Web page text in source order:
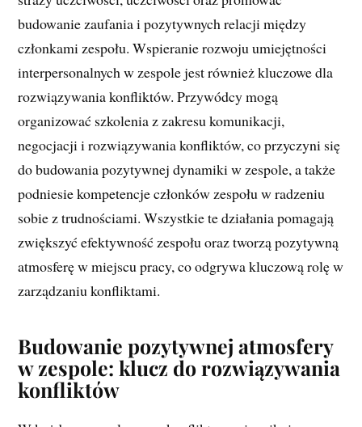
budowanie zaufania i pozytywnych relacji między
członkami zespołu. Wspieranie rozwoju umiejętności
interpersonalnych w zespole jest również kluczowe dla
rozwiązywania konfliktów. Przywódcy mogą
organizować szkolenia z zakresu komunikacji,
negocjacji i rozwiązywania konfliktów, co przyczyni się
do budowania pozytywnej dynamiki w zespole, a także
podniesie kompetencje członków zespołu w radzeniu
sobie z trudnościami. Wszystkie te działania pomagają
zwiększyć efektywność zespołu oraz tworzą pozytywną
atmosferę w miejscu pracy, co odgrywa kluczową rolę w
zarządzaniu konfliktami.
Budowanie pozytywnej atmosfery
w zespole: klucz do rozwiązywania
konfliktów